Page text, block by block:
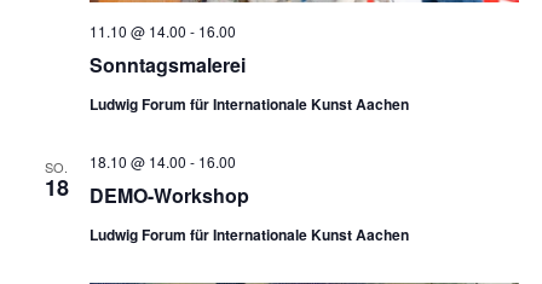
Sonntagsmalerei
11.10 @ 14.00 - 16.00
Ludwig Forum für Internationale Kunst Aachen
SO.
18 DEMO-Workshop
18.10 @ 14.00 - 16.00
Ludwig Forum für Internationale Kunst Aachen